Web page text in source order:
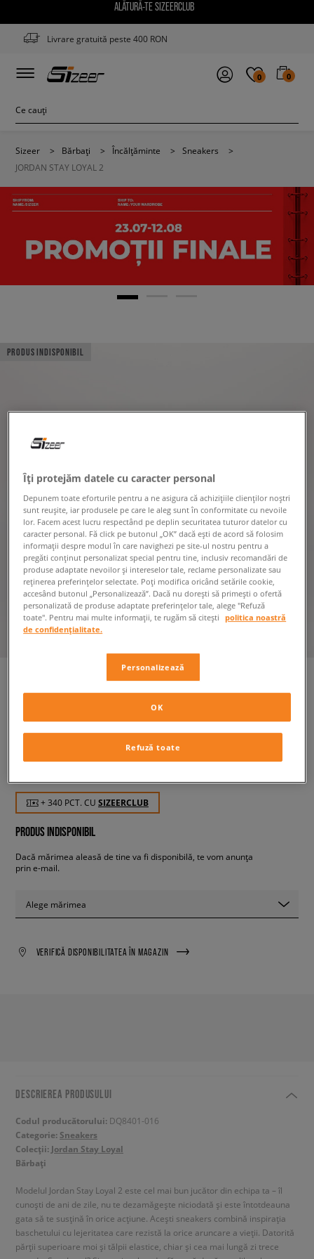
ALĂTURĂ-TE SIZEERCLUB
Livrare gratuită peste 400 RON
0 0
Sizeer > Bărbați > Încălțăminte > Sneakers
>
JORDAN STAY LOYAL 2
PRODUS INDISPONIBIL
bărbați, sneakers
+ 340 PCT. CU SIZEERCLUB
PRODUS INDISPONIBIL
Dacă mărimea aleasă de tine va fi disponibilă, te vom anunța
prin e-mail.
Alege mărimea
VERIFICĂ DISPONIBILITATEA ÎN MAGAZIN
DESCRIEREA PRODUSULUI
Codul producătorului: DQ8401-016
Categorie: Sneakers
Colecții: Jordan Stay Loyal
Bărbați
Modelul Jordan Stay Loyal 2 este cel mai bun jucător din echipa ta – îl
cunoști de ani de zile, nu te dezamăgește niciodată și este întotdeauna
gata să te susțină în orice acțiune. Acești sneakers combină inspirația
baschetului cu lejeritatea care rezistă la orice aruncare a vieții. Datorită
părții superioare moi și tălpii elastice, chiar și cea mai lungă zi trece
Îți protejăm datele cu caracter personal
Depunem toate eforturile pentru a ne asigura că achizițiile clienților noștri
sunt reușite, iar produsele pe care le aleg sunt în conformitate cu nevoile
lor. Facem acest lucru respectând pe deplin securitatea tuturor datelor cu
caracter personal. Fă click pe butonul „OK” dacă ești de acord să folosim
informații despre modul în care navighezi pe site-ul nostru pentru a
pregăti conținut personalizat special pentru tine, inclusiv recomandări de
produse adaptate nevoilor și intereselor tale, reclame personalizate sau
reținerea preferințelor selectate. Poți modifica oricând setările cookie,
accesând butonul „Personalizează”. Dacă nu dorești să primești o ofertă
personalizată de produse adaptate preferințelor tale, alege "Refuză
toate". Pentru mai multe informații, te rugăm să citești
politica noastră
de confidențialitate.
Personalizează
Refuză toate
OK